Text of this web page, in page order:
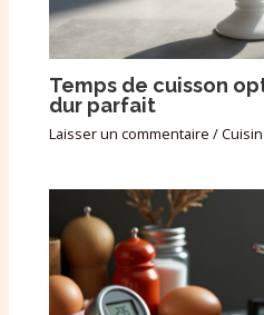
Temps de cuisson
dur parfait
Laisser un commentaire /